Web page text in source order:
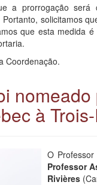
a prorrogação será
solicitamos
que esta medida
Coordenação.
à
O Professor
Professor
Rivières